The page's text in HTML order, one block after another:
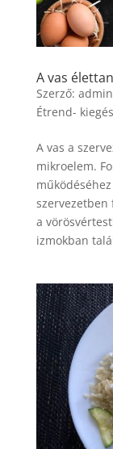
A vas
Szerző: admin
Étrend-
A vas a
mikroelem.
szervezetben
a
izmokban